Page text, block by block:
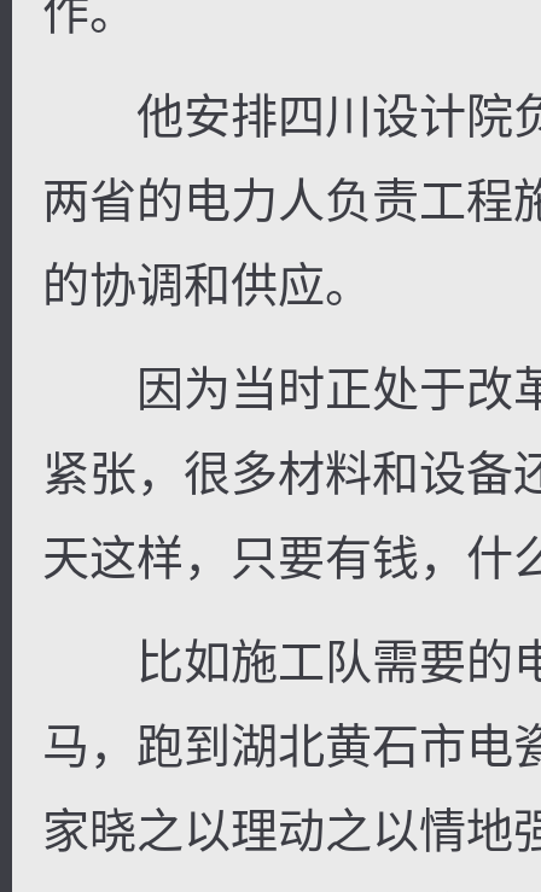
作。
他安排四川设计院
两省的电力人负责工程
的协调和供应。
因为当时正处于改
紧张，很多材料和设备
天这样，只要有钱，什
比如施工队需要的
马，跑到湖北黄石市电
家晓之以理动之以情地